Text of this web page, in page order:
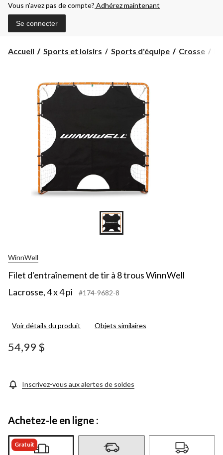
Vous n’avez pas de compte? Adhérez maintenant
Se connecter
Accueil Sports et loisirs Sports d'équipe Crosse
WinnWell
Filet d'entraînement de tir à 8 trous WinnWell
Lacrosse, 4 x 4 pi
#174-9682-8
Voir détails du produit Objets similaires
54,99 $
Inscrivez-vous aux alertes de soldes
Achetez-le en ligne :
Gratuit